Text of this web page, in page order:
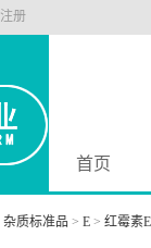
注册
首页
杂质标准品 > E > 红霉素